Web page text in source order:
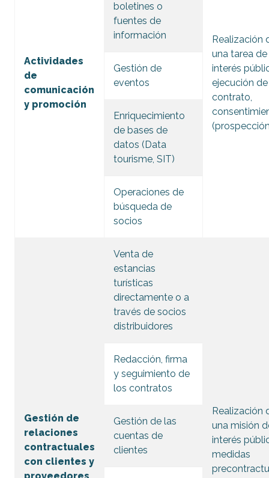
Actividades
de
comunicación
y promoción
Realización
una tarea de
interés
ejecución
contrato,
boletines o
fuentes de
información
Gestión de
eventos
Enriquecimiento
de bases de
datos (Data
tourisme, SIT)
Operaciones de
búsqueda de
socios
Gestión de
relaciones
contractuales
con clientes y
Venta de
estancias
turísticas
directamente o a
través de socios
distribuidores
Realización
una misión
interés
medidas
Redacción, firma
y seguimiento de
los contratos
Gestión de las
cuentas de
clientes